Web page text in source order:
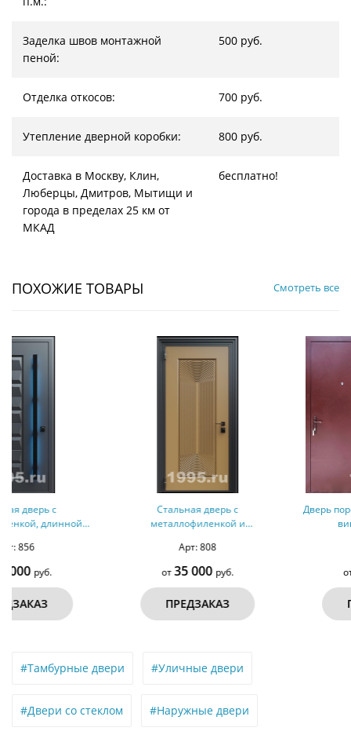
Заделка швов монтажной
пеной:
500 руб.
Отделка откосов: 700 руб.
Утепление дверной коробки: 800 руб.
Доставка в Москву, Клин,
Люберцы, Дмитров, Мытищи и
города в пределах 25 км от
МКАД
бесплатно!
ПОХОЖИЕ ТОВАРЫ Смотреть все
Стальная дверь с
металлофиленкой и
ПРЕДЗАКАЗ
Дверь порошковое напыление и
винилискожа № 3
ПРЕДЗАКАЗ
#Тамбурные двери #Уличные двери
#Двери со стеклом #Наружные двери